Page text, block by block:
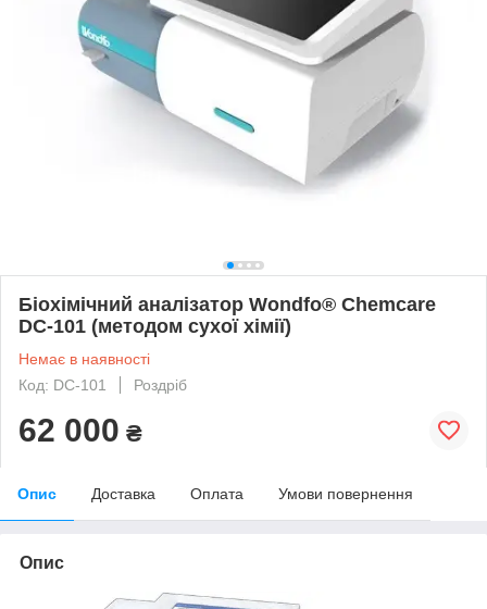
Біохімічний аналізатор Wondfo® Chemcare
DC-101 (методом сухої хімії)
Немає в наявності
Код: DC-101
Роздріб
62 000 ₴
Опис Доставка Оплата Умови повернення
Опис